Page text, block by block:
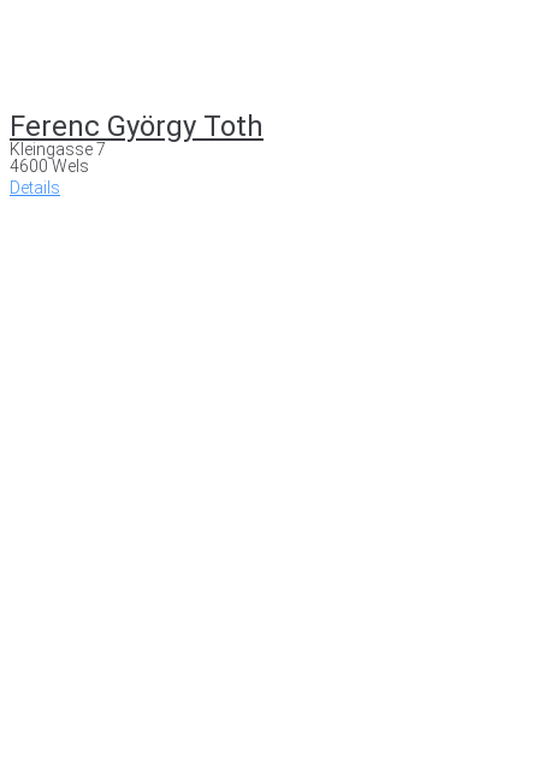
Ferenc György Toth
Kleingasse 7
4600 Wels
Details